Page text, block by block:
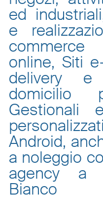
ed
e
online, Siti
delivery
domicilio
Gestionali
Android,
a noleggio
agency a
Bianco